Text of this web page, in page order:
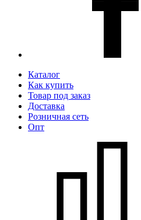
Каталог
Как купить
Товар под заказ
Доставка
Розничная сеть
Опт